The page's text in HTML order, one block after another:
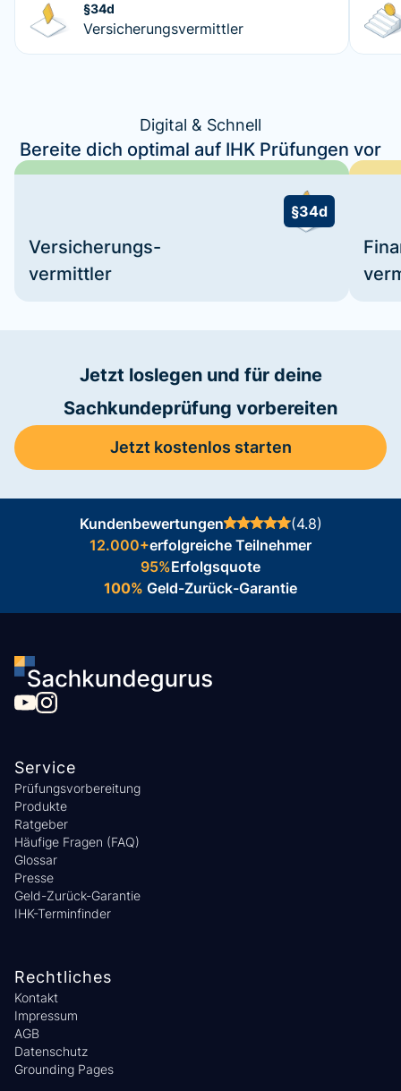
§34d
Versicherungsvermittler
Digital & Schnell
Bereite dich optimal auf IHK Prüfungen vor
§34d
Versicherungs-
vermittler
Jetzt loslegen und für deine
Sachkundeprüfung vorbereiten
Jetzt kostenlos starten
Kundenbewertungen
(4.8)
12.000+erfolgreiche Teilnehmer
95%Erfolgsquote
100% Geld-Zurück-Garantie
Service
Prüfungsvorbereitung
Produkte
Ratgeber
Häufige Fragen (FAQ)
Glossar
Presse
Geld-Zurück-Garantie
IHK-Terminfinder
Rechtliches
Kontakt
Impressum
AGB
Datenschutz
Grounding Pages